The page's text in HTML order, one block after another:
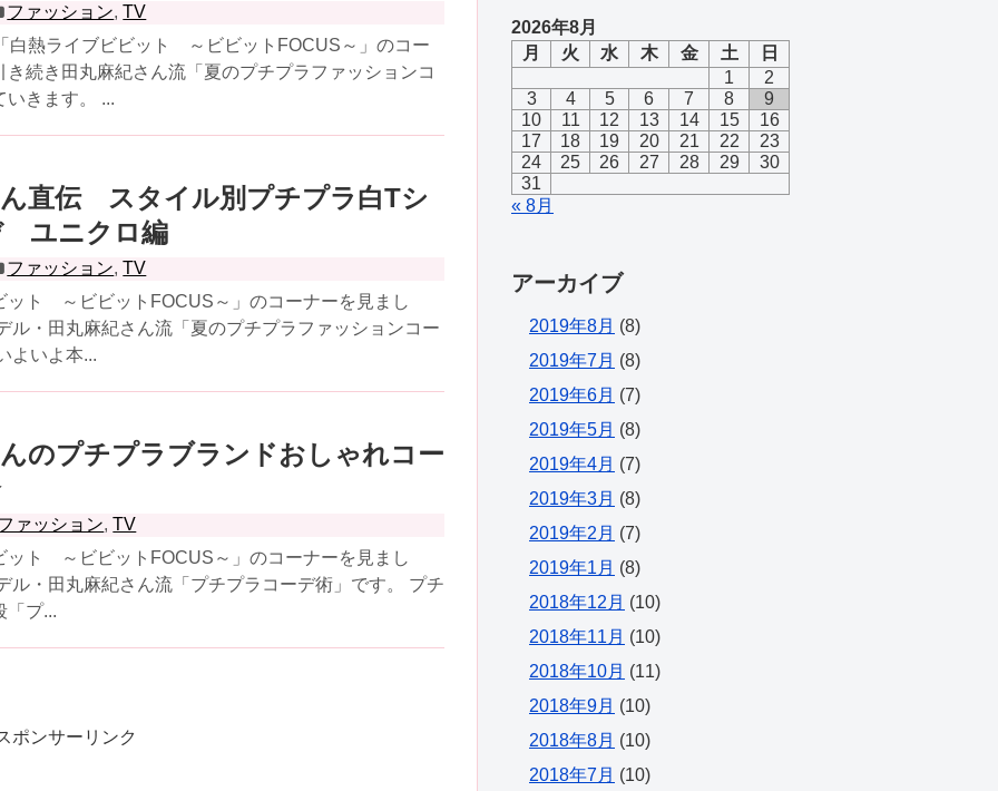
ファッション,TV
白熱ライブビビット ～ビビットFOCUS～」のコー
き続き田丸麻紀さん流「夏のプチプラファッションコ
いきます。 ...
直伝 スタイル別プチプラ白Tシ
ユニクロ編
ファッション,TV
ット ～ビビットFOCUS～」のコーナーを見まし
ル・田丸麻紀さん流「夏のプチプラファッションコー
よいよ本...
のプチプラブランドおしゃれコー
ァッション,TV
ット ～ビビットFOCUS～」のコーナーを見まし
ル・田丸麻紀さん流「プチプラコーデ術」です。 プチ
「プ...
ポンサーリンク
2026年8月
月
火 水 木 金 土
日
1
2
3
4 5 6 7 8
9
10
11 12 13 14 15
16
17
18 19 20 21 22
23
24
25 26 27 28 29
30
31
« 8月
アーカイブ
2019年8月 (8)
2019年7月 (8)
2019年6月 (7)
2019年5月 (8)
2019年4月 (7)
2019年3月 (8)
2019年2月 (7)
2019年1月 (8)
2018年12月 (10)
2018年11月 (10)
2018年10月 (11)
2018年9月 (10)
2018年8月 (10)
2018年7月 (10)